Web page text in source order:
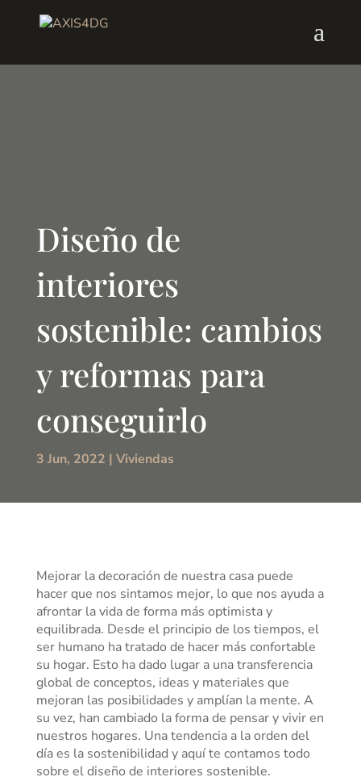
Diseño de
interiores
sostenible: cambios
y reformas para
conseguirlo
3 Jun, 2022 | Viviendas
Mejorar la decoración de nuestra casa puede
hacer que nos sintamos mejor, lo que nos ayuda a
afrontar la vida de forma más optimista y
equilibrada. Desde el principio de los tiempos, el
ser humano ha tratado de hacer más confortable
su hogar. Esto ha dado lugar a una transferencia
global de conceptos, ideas y materiales que
mejoran las posibilidades y amplían la mente. A
su vez, han cambiado la forma de pensar y vivir en
nuestros hogares. Una tendencia a la orden del
día es la sostenibilidad y aquí te contamos todo
sobre el diseño de interiores sostenible.